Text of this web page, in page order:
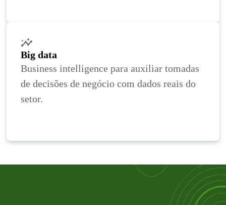
Big data
Business intelligence para auxiliar tomadas
de decisões de negócio com dados reais do
setor.